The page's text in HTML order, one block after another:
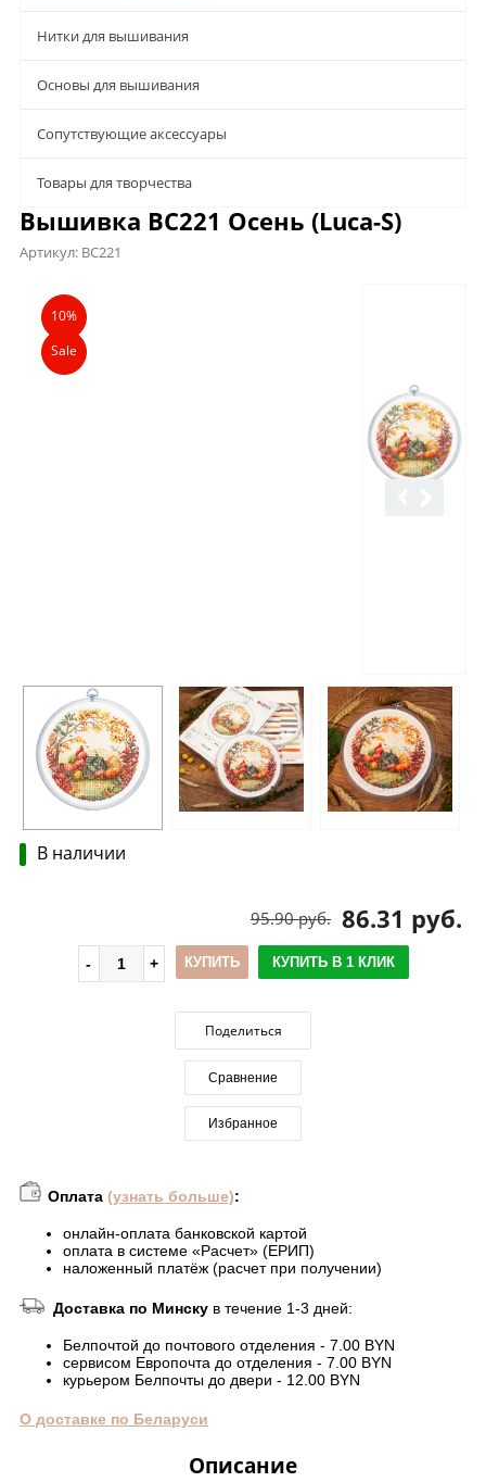
Нитки для вышивания
Основы для вышивания
Сопутствующие аксессуары
Товары для творчества
Вышивка BC221 Осень (Luca-S)
Артикул: BC221
Описание
10%
Sale
В наличии
86.31 руб.
95.90 руб.
КУПИТЬ КУПИТЬ В 1 КЛИК
Поделиться
Сравнение
Избранное
Оплата (узнать больше):
онлайн-оплата банковской картой
оплата в системе «Расчет» (ЕРИП)
наложенный платёж (расчет при получении)
Доставка по Минску в течение 1-3 дней:
Белпочтой до почтового отделения - 7.00 BYN
сервисом Европочта до отделения - 7.00 BYN
курьером Белпочты до двери - 12.00 BYN
О доставке по Беларуси
Описание